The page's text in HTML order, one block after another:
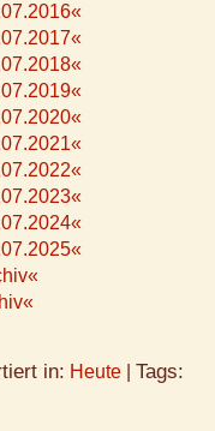
in: Heute Tags: